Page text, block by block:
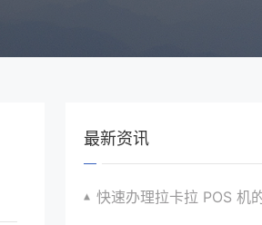
最新资讯
快速办理拉卡拉 POS 机的实用攻略分享